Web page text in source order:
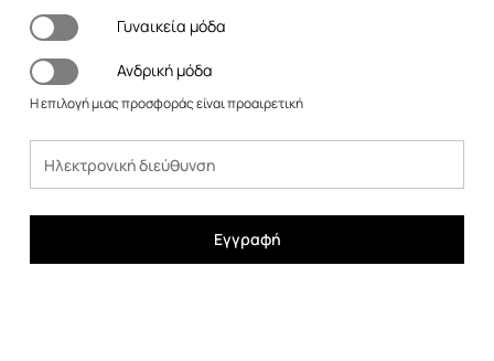
Γυναικεία μόδα
Ανδρική μόδα
Η επιλογή μιας προσφοράς είναι προαιρετική
Εγγραφή